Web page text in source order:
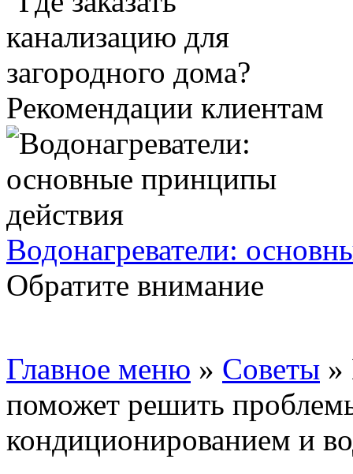
Рекомендации клиентам
Водонагреватели:
Обратите внимание
Главное меню » Советы »
поможет решить
кондиционированием и